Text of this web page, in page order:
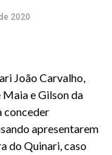
2020
João Carvalho,
Maia e Gilson da
conceder
apresentarem
do Quinari, caso